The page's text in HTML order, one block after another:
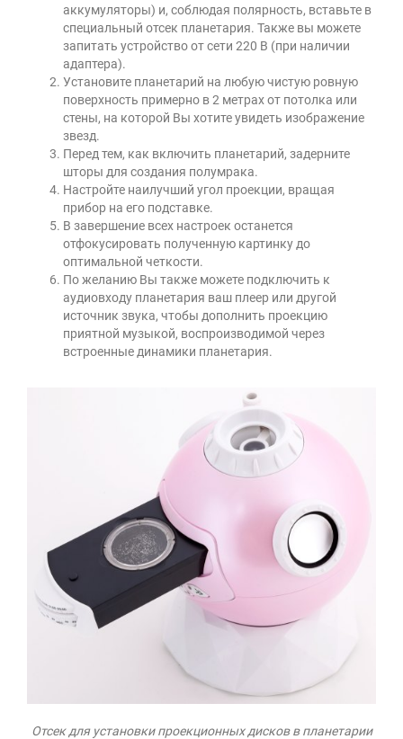
аккумуляторы) и, соблюдая полярность, вставьте в
специальный отсек планетария. Также вы можете
запитать устройство от сети 220 В (при наличии
адаптера).
Установите планетарий на любую чистую ровную
поверхность примерно в 2 метрах от потолка или
стены, на которой Вы хотите увидеть изображение
звезд.
Перед тем, как включить планетарий, задерните
шторы для создания полумрака.
Настройте наилучший угол проекции, вращая
прибор на его подставке.
В завершение всех настроек останется
отфокусировать полученную картинку до
оптимальной четкости.
По желанию Вы также можете подключить к
аудиовходу планетария ваш плеер или другой
источник звука, чтобы дополнить проекцию
приятной музыкой, воспроизводимой через
встроенные динамики планетария.
Отсек для установки проекционных дисков в планетарии